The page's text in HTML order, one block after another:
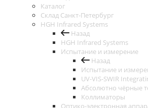
Каталог
Cклад Санкт-Петербург
HGH Infrared Systems
Назад
HGH Infrared Systems
Испытание и измерение
Назад
Испытание и
UV-VIS-SWIR
Абсолютно чёрные
Коллиматоры
Оптико-электронная